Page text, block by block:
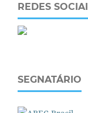
REDES
SEGNATÁRIO